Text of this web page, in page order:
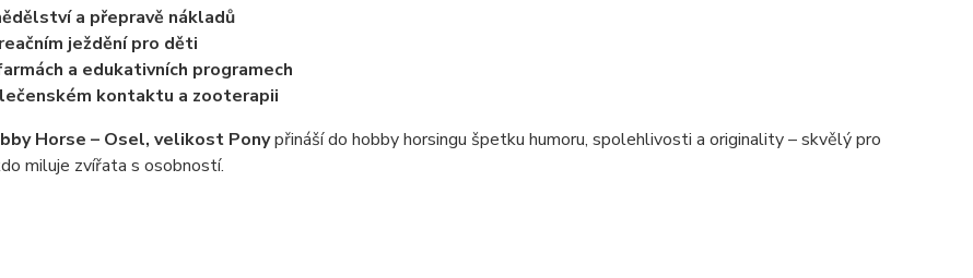
a přepravě nákladů
ježdění pro děti
a edukativních programech
kontaktu a zooterapii
Horse – Osel, velikost Ponypřináší do hobby horsingu špetku humoru, spolehlivosti a originality – skvělý pro
miluje zvířata s osobností.